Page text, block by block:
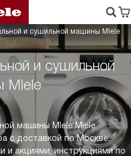
и сушильной машины MIele
и сушильной
MIele
машины MIele Miele
с доставкой по Москве.
и акциями, инструкциями по